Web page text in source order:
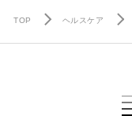
TOP ヘルスケア